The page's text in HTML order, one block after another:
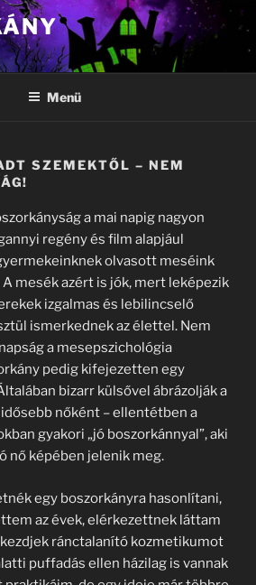
Menü
SZEMEKTŐL – NEM
a mai napig nagyon
regény és film alapjául
olvasott meséink
mesék azért is jók, mert leképezik
izgalmas és lebilincselő
ismerkednek az élettel. Nem
a mesepszichológia
pedig kifejezetten egy
bizarr külsővel ábrázolják a
nőként – ellentétben a
gyakori „jó boszorkánnyal”, aki
nő képében jelenik meg.
egy boszorkányra hasonlítani,
az évek, elérkezettnek láttam
ránctalanító kozmetikumot
puffadás ellen házilag is vannak